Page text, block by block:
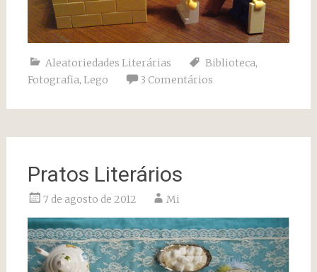
Aleatoriedades Literárias Biblioteca,
Fotografia, Lego 3 Comentários
Pratos Literários
7 de agosto de 2012 Mi